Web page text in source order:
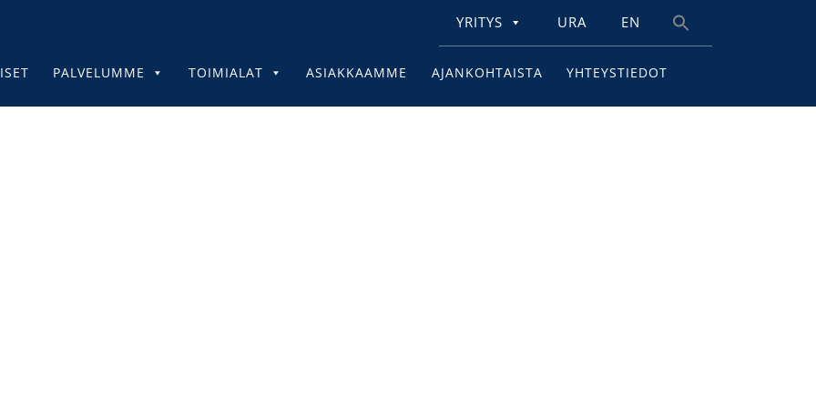
YRITYS URA EN
PALVELUMME TOIMIALAT ASIAKKAAMME AJANKOHTAISTA YHTEYSTIEDOT